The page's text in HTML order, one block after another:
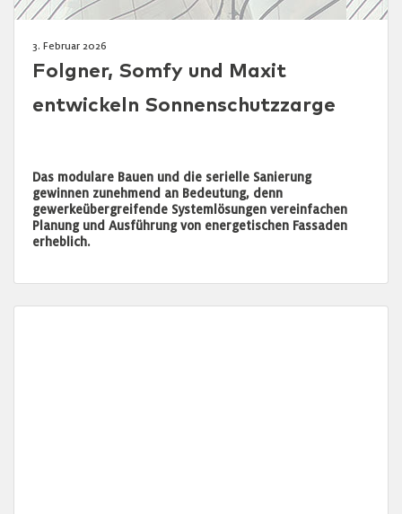
3. Februar 2026
Folgner, Somfy und Maxit
entwickeln Sonnenschutzzarge
Das modulare Bauen und die serielle Sanierung
gewinnen zunehmend an Bedeutung, denn
gewerkeübergreifende Systemlösungen vereinfachen
Planung und Ausführung von energetischen Fassaden
erheblich.